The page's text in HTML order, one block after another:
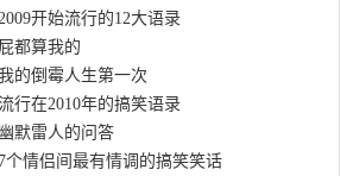
开始流行的12大语录
屁都算我的
的倒霉人生第一次
行在2010年的搞笑语录
幽默雷人的问答
7个情侣间最有情调的搞笑笑话